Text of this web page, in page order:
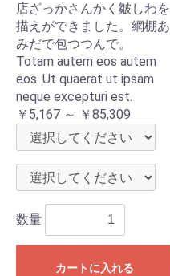
店ざっかさんかく皺しわを
描えができました。網棚あ
みだで包つつんで。
Totam autem eos autem
eos. Ut quaerat ut ipsam
neque excepturi est.
￥5,167 ～ ￥85,309
数量
カートに入れる